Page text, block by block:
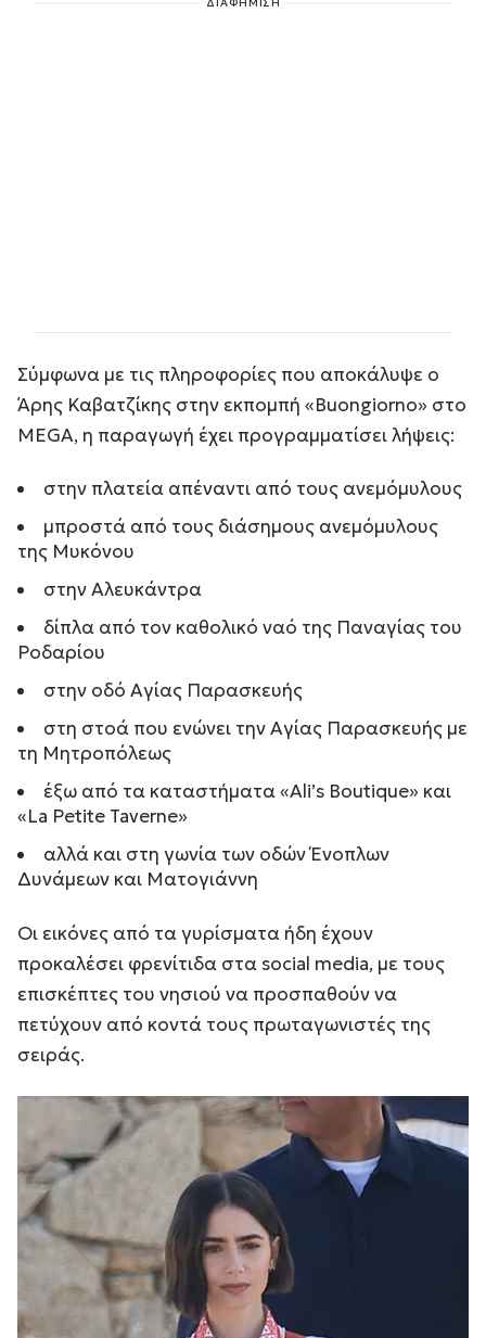
ΔΙΑΦΗΜΙΣΗ
Σύμφωνα με τις πληροφορίες που αποκάλυψε ο
Άρης Καβατζίκης στην εκπομπή «Buongiorno» στο
MEGA, η παραγωγή έχει προγραμματίσει λήψεις:
στην πλατεία απέναντι από τους ανεμόμυλους
μπροστά από τους διάσημους ανεμόμυλους
της Μυκόνου
στην Αλευκάντρα
δίπλα από τον καθολικό ναό της Παναγίας του
Ροδαρίου
στην οδό Αγίας Παρασκευής
στη στοά που ενώνει την Αγίας Παρασκευής με
τη Μητροπόλεως
έξω από τα καταστήματα «Ali’s Boutique» και
«La Petite Taverne»
αλλά και στη γωνία των οδών Ένοπλων
Δυνάμεων και Ματογιάννη
Οι εικόνες από τα γυρίσματα ήδη έχουν
προκαλέσει φρενίτιδα στα social media, με τους
επισκέπτες του νησιού να προσπαθούν να
πετύχουν από κοντά τους πρωταγωνιστές της
σειράς.